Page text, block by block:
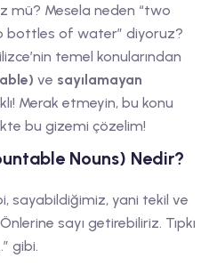
mü? Mesela neden “two
bottles of water” diyoruz?
temel konularından
ve sayılamayan
Merak etmeyin, bu konu
bu gizemi çözelim!
Nouns) Nedir?
sayabildiğimiz, yani tekil ve
sayı getirebiliriz. Tıpkı
gibi.